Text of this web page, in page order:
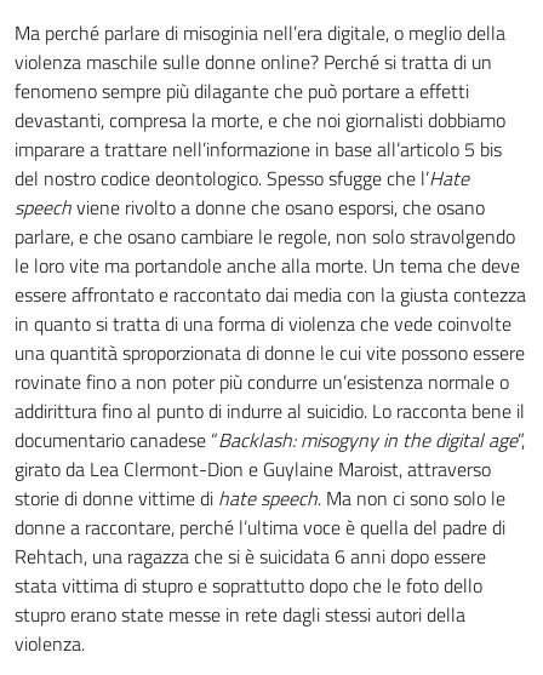
Ma perché parlare di misoginia nell’era digitale, o meglio della
violenza maschile sulle donne online? Perché si tratta di un
fenomeno sempre più dilagante che può portare a effetti
devastanti, compresa la morte, e che noi giornalisti dobbiamo
imparare a trattare nell’informazione in base all’articolo 5 bis
del nostro codice deontologico. Spesso sfugge che l’Hate
speechviene rivolto a donne che osano esporsi, che osano
parlare, e che osano cambiare le regole, non solo stravolgendo
le loro vite ma portandole anche alla morte. Un tema che deve
essere affrontato e raccontato dai media con la giusta contezza
in quanto si tratta di una forma di violenza che vede coinvolte
una quantità sproporzionata di donne le cui vite possono essere
rovinate fino a non poter più condurre un’esistenza normale o
addirittura fino al punto di indurre al suicidio. Lo racconta bene il
documentario canadese “Backlash: misogyny in the digital age”,
girato da Lea Clermont-Dion e Guylaine Maroist, attraverso
storie di donne vittime di hate speech. Ma non ci sono solo le
donne a raccontare, perché l’ultima voce è quella del padre di
Rehtach, una ragazza che si è suicidata 6 anni dopo essere
stata vittima di stupro e soprattutto dopo che le foto dello
stupro erano state messe in rete dagli stessi autori della
violenza.